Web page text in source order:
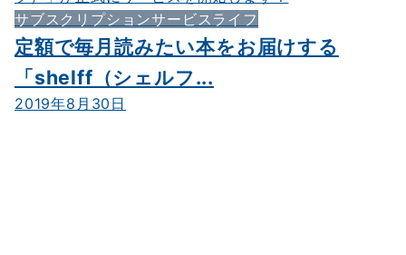
サブスクリプションサービスライフ
定額で毎月読みたい本をお届けする
「shelff（シェルフ...
2019年8月30日